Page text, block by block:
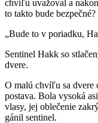
chvíľu uvažoval a
to takto bude
„Bude to v poriadku,
Sentinel Hakk so
dvere.
O malú chvíľu sa dvere
postava. Bola vysoká
vlasy, jej oblečenie
gánil sentinel.